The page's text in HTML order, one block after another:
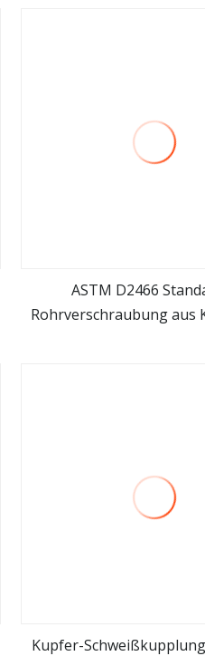
mehr sehen
ASTM D2466
Rohrverschraubung aus
Kupfer-